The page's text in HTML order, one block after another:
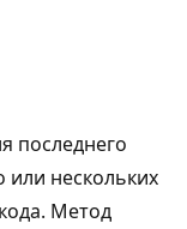
последнего
или нескольких
Метод